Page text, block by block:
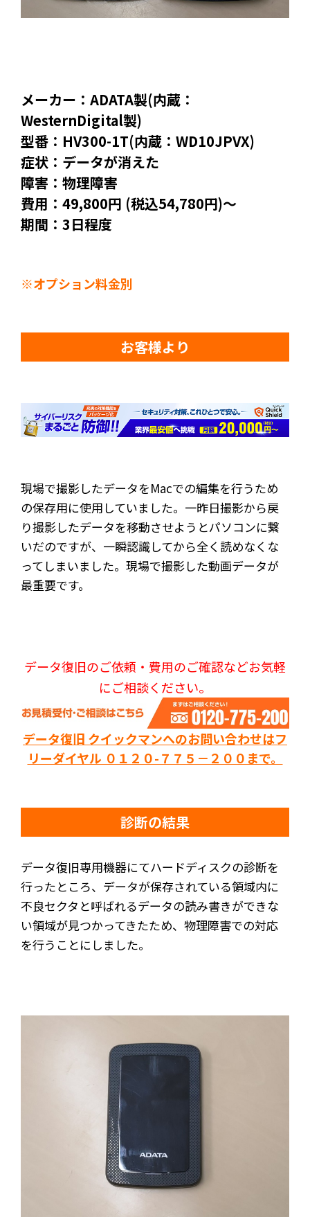
メーカー：ADATA製(内蔵：
WesternDigital製)
型番：HV300-1T(内蔵：WD10JPVX)
症状：データが消えた
障害：物理障害
費用：49,800円 (税込54,780円)～
期間：3日程度
※オプション料金別
お客様より
現場で撮影したデータをMacでの編集を行うため
の保存用に使用していました。一昨日撮影から戻
り撮影したデータを移動させようとパソコンに繋
いだのですが、一瞬認識してから全く読めなくな
ってしまいました。現場で撮影した動画データが
最重要です。
データ復旧のご依頼・費用のご確認などお気軽
にご相談ください。
データ復旧 クイックマンへのお問い合わせはフ
リーダイヤル ０１２０-７７５－２００まで。
診断の結果
データ復旧専用機器にてハードディスクの診断を
行ったところ、データが保存されている領域内に
不良セクタと呼ばれるデータの読み書きができな
い領域が見つかってきたため、物理障害での対応
を行うことにしました。